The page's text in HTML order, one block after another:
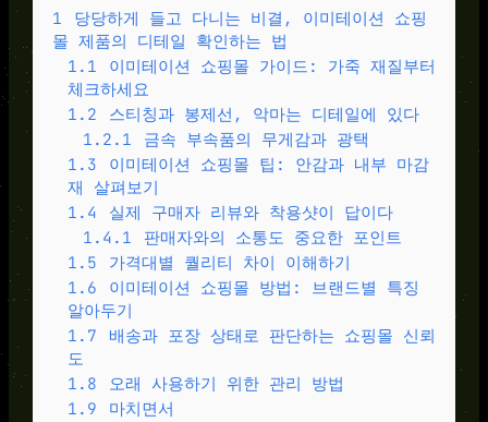
1
당당하게 들고 다니는 비결, 이미테이션 쇼핑
몰 제품의 디테일 확인하는 법
1.1
이미테이션 쇼핑몰 가이드: 가죽 재질부터
체크하세요
1.2
스티칭과 봉제선, 악마는 디테일에 있다
1.2.1
금속 부속품의 무게감과 광택
1.3
이미테이션 쇼핑몰 팁: 안감과 내부 마감
재 살펴보기
1.4
실제 구매자 리뷰와 착용샷이 답이다
1.4.1
판매자와의 소통도 중요한 포인트
1.5
가격대별 퀄리티 차이 이해하기
1.6
이미테이션 쇼핑몰 방법: 브랜드별 특징
알아두기
1.7
배송과 포장 상태로 판단하는 쇼핑몰 신뢰
도
1.8
오래 사용하기 위한 관리 방법
1.9
마치면서